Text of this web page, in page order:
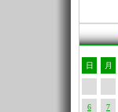
日 月
6 7